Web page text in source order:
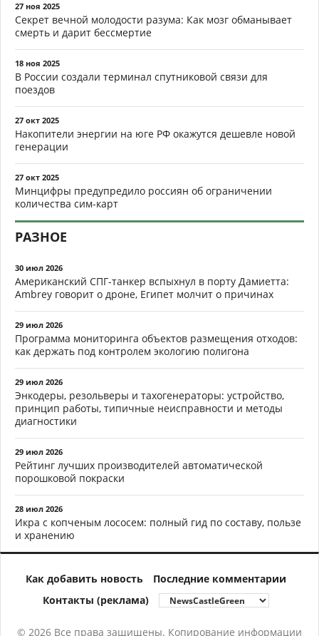
27 ноя 2025
Секрет вечной молодости разума: Как мозг обманывает
смерть и дарит бессмертие
18 ноя 2025
В России создали терминал спутниковой связи для
поездов
27 окт 2025
Накопители энергии на юге РФ окажутся дешевле новой
генерации
27 окт 2025
Минцифры предупредило россиян об ограничении
количества сим-карт
РАЗНОЕ
30 июл 2026
Американский СПГ-танкер вспыхнул в порту Дамиетта:
Ambrey говорит о дроне, Египет молчит о причинах
29 июл 2026
Программа мониторинга объектов размещения отходов:
как держать под контролем экологию полигона
29 июл 2026
Энкодеры, резольверы и тахогенераторы: устройство,
принцип работы, типичные неисправности и методы
диагностики
29 июл 2026
Рейтинг лучших производителей автоматической
порошковой покраски
28 июл 2026
Икра с копченым лососем: полный гид по составу, пользе
и хранению
Как добавить новость
Последние комментарии
Контакты (реклама)
© 2026 Все права защищены. Копирование информации